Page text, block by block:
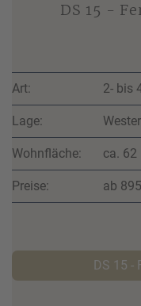
DS 15 -
Art: 2- bis
Lage:
Wohnfläche: ca. 62
Preise: ab
DS 15 -